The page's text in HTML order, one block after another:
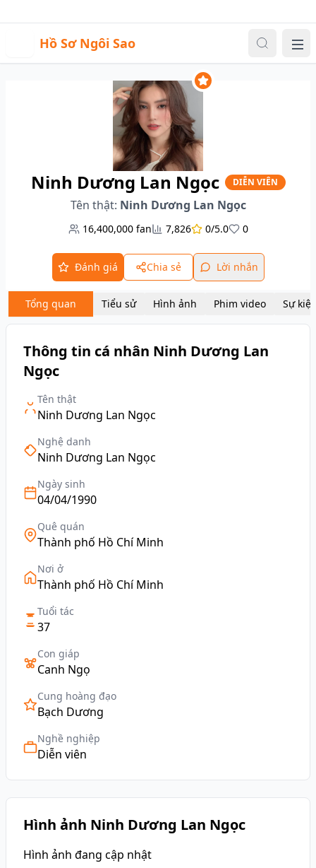
Hồ Sơ Ngôi Sao
Ninh Dương Lan Ngọc DIỄN VIÊN
Tên thật: Ninh Dương Lan Ngọc
16,400,000 fan 7,826 0/5.0 0
Đánh giá Chia sẻ Lời nhắn
Tổng quan Tiểu sử Hình ảnh Phim video Sự
Thông tin cá nhân Ninh Dương Lan
Ngọc
Tên thật
Ninh Dương Lan Ngọc
Nghệ danh
Ninh Dương Lan Ngọc
Ngày sinh
04/04/1990
Quê quán
Thành phố Hồ Chí Minh
Nơi ở
Thành phố Hồ Chí Minh
Tuổi tác
37
Con giáp
Canh Ngọ
Cung hoàng đạo
Bạch Dương
Nghề nghiệp
Diễn viên
Hình ảnh Ninh Dương Lan Ngọc
Hình ảnh đang cập nhật